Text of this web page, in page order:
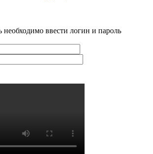
ввести логин и пароль